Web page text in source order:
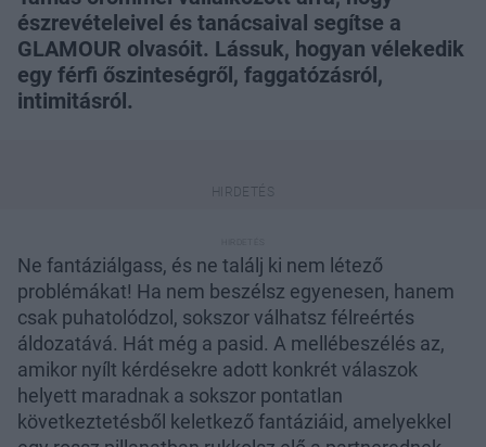
észrevételeivel és tanácsaival segítse a
GLAMOUR olvasóit. Lássuk, hogyan vélekedik
egy férfi őszinteségről, faggatózásról,
intimitásról.
Ne fantáziálgass, és ne találj ki nem létező
problémákat! Ha nem beszélsz egyenesen, hanem
csak puhatolódzol, sokszor válhatsz félreértés
áldozatává. Hát még a pasid. A mellébeszélés az,
amikor nyílt kérdésekre adott konkrét válaszok
helyett maradnak a sokszor pontatlan
következtetésből keletkező fantáziáid, amelyekkel